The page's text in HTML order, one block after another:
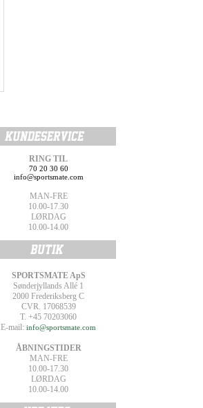
RING TIL
70 20 30 60
info@sportsmate.com
MAN-FRE
10.00-17.30
LØRDAG
10.00-14.00
SPORTSMATE ApS
Sønderjyllands Allé 1
2000 Frederiksberg C
CVR. 17068539
T. +45 70203060
E-mail: info@sportsmate.com
ÅBNINGSTIDER
MAN-FRE
10.00-17.30
LØRDAG
10.00-14.00